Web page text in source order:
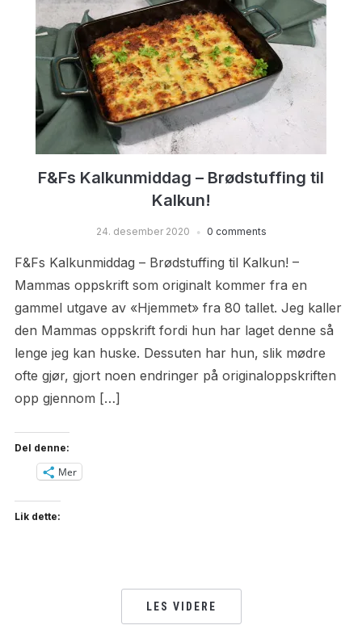
F&Fs Kalkunmiddag – Brødstuffing til
Kalkun!
24. desember 2020 0 comments
F&Fs Kalkunmiddag – Brødstuffing til Kalkun! –
Mammas oppskrift som originalt kommer fra en
gammel utgave av «Hjemmet» fra 80 tallet. Jeg kaller
den Mammas oppskrift fordi hun har laget denne så
lenge jeg kan huske. Dessuten har hun, slik mødre
ofte gjør, gjort noen endringer på originaloppskriften
opp gjennom […]
Del denne:
Mer
Lik dette:
LES VIDERE